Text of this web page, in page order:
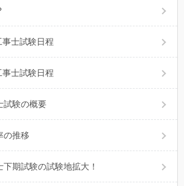
士試験日程
士試験日程
試験の概要
の推移
期試験の試験地拡大！